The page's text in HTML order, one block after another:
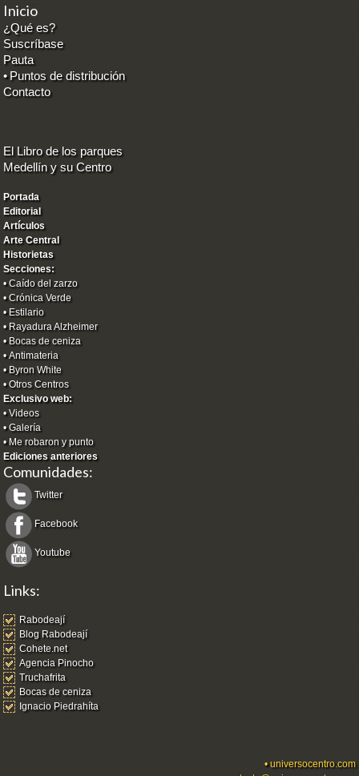
Inicio
¿Qué es?
Suscríbase
Pauta
• Puntos de distribución
Contacto
El Libro de los parques
Medellín y su Centro
Portada
Editorial
Artículos
Arte Central
Historietas
Secciones:
•Caído del zarzo
•Crónica Verde
•Estilario
•Rayadura Alzheimer
•Bocas de ceniza
•Antimateria
•Byron White
•Otros Centros
Exclusivo web:
•Videos
•Galería
•Me robaron y punto
Ediciones anteriores
Comunidades:
Twitter
Facebook
Youtube
Links:
Rabodeají
Blog Rabodeají
Cohete.net
Agencia Pinocho
Truchafrita
Bocas de ceniza
Ignacio Piedrahíta
•universocentro.com